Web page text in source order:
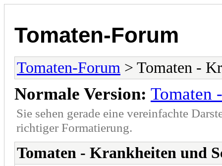
Tomaten-Forum
Tomaten-Forum > Tomaten -
Normale Version: Tomaten
Sie sehen gerade eine vereinfachte
richtiger Formatierung.
Tomaten - Krankheiten und